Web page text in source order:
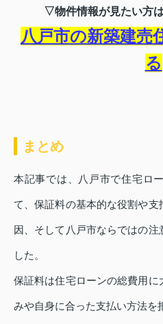
▽物件情報が見たい方
八戸市の新築建売
る
まとめ
本記事では、八戸市で住宅ロ
て、保証料の基本的な役割や
因、そして八戸市ならではの注
した。
保証料は住宅ローンの総費用に
みや自身に合った支払い方法を